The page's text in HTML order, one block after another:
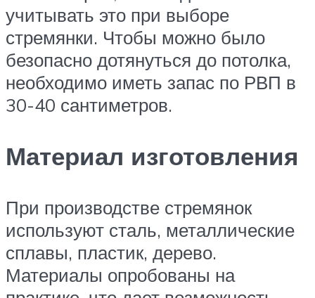
учитывать это при выборе
стремянки. Чтобы можно было
безопасно дотянуться до потолка,
необходимо иметь запас по РВП в
30-40 сантиметров.
Материал изготовления
При производстве стремянок
используют сталь, металлические
сплавы, пластик, дерево.
Материалы опробованы на